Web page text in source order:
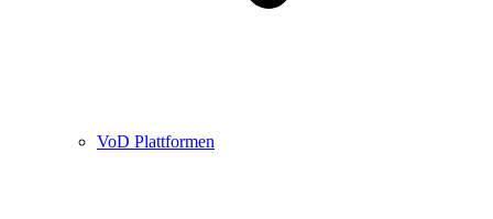
VoD Plattformen